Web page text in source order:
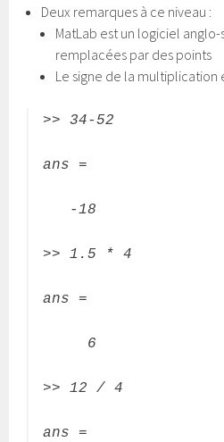
Deux remarques à ce niveau :
MatLab est un logiciel
remplacées par des points
Le signe de la multiplication
>> 34-52
ans =
-18
>> 1.5 * 4
ans =
6
>> 12 / 4
ans =